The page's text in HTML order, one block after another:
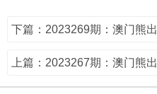
下篇：2023269期：澳门熊
上篇：2023267期：澳门熊